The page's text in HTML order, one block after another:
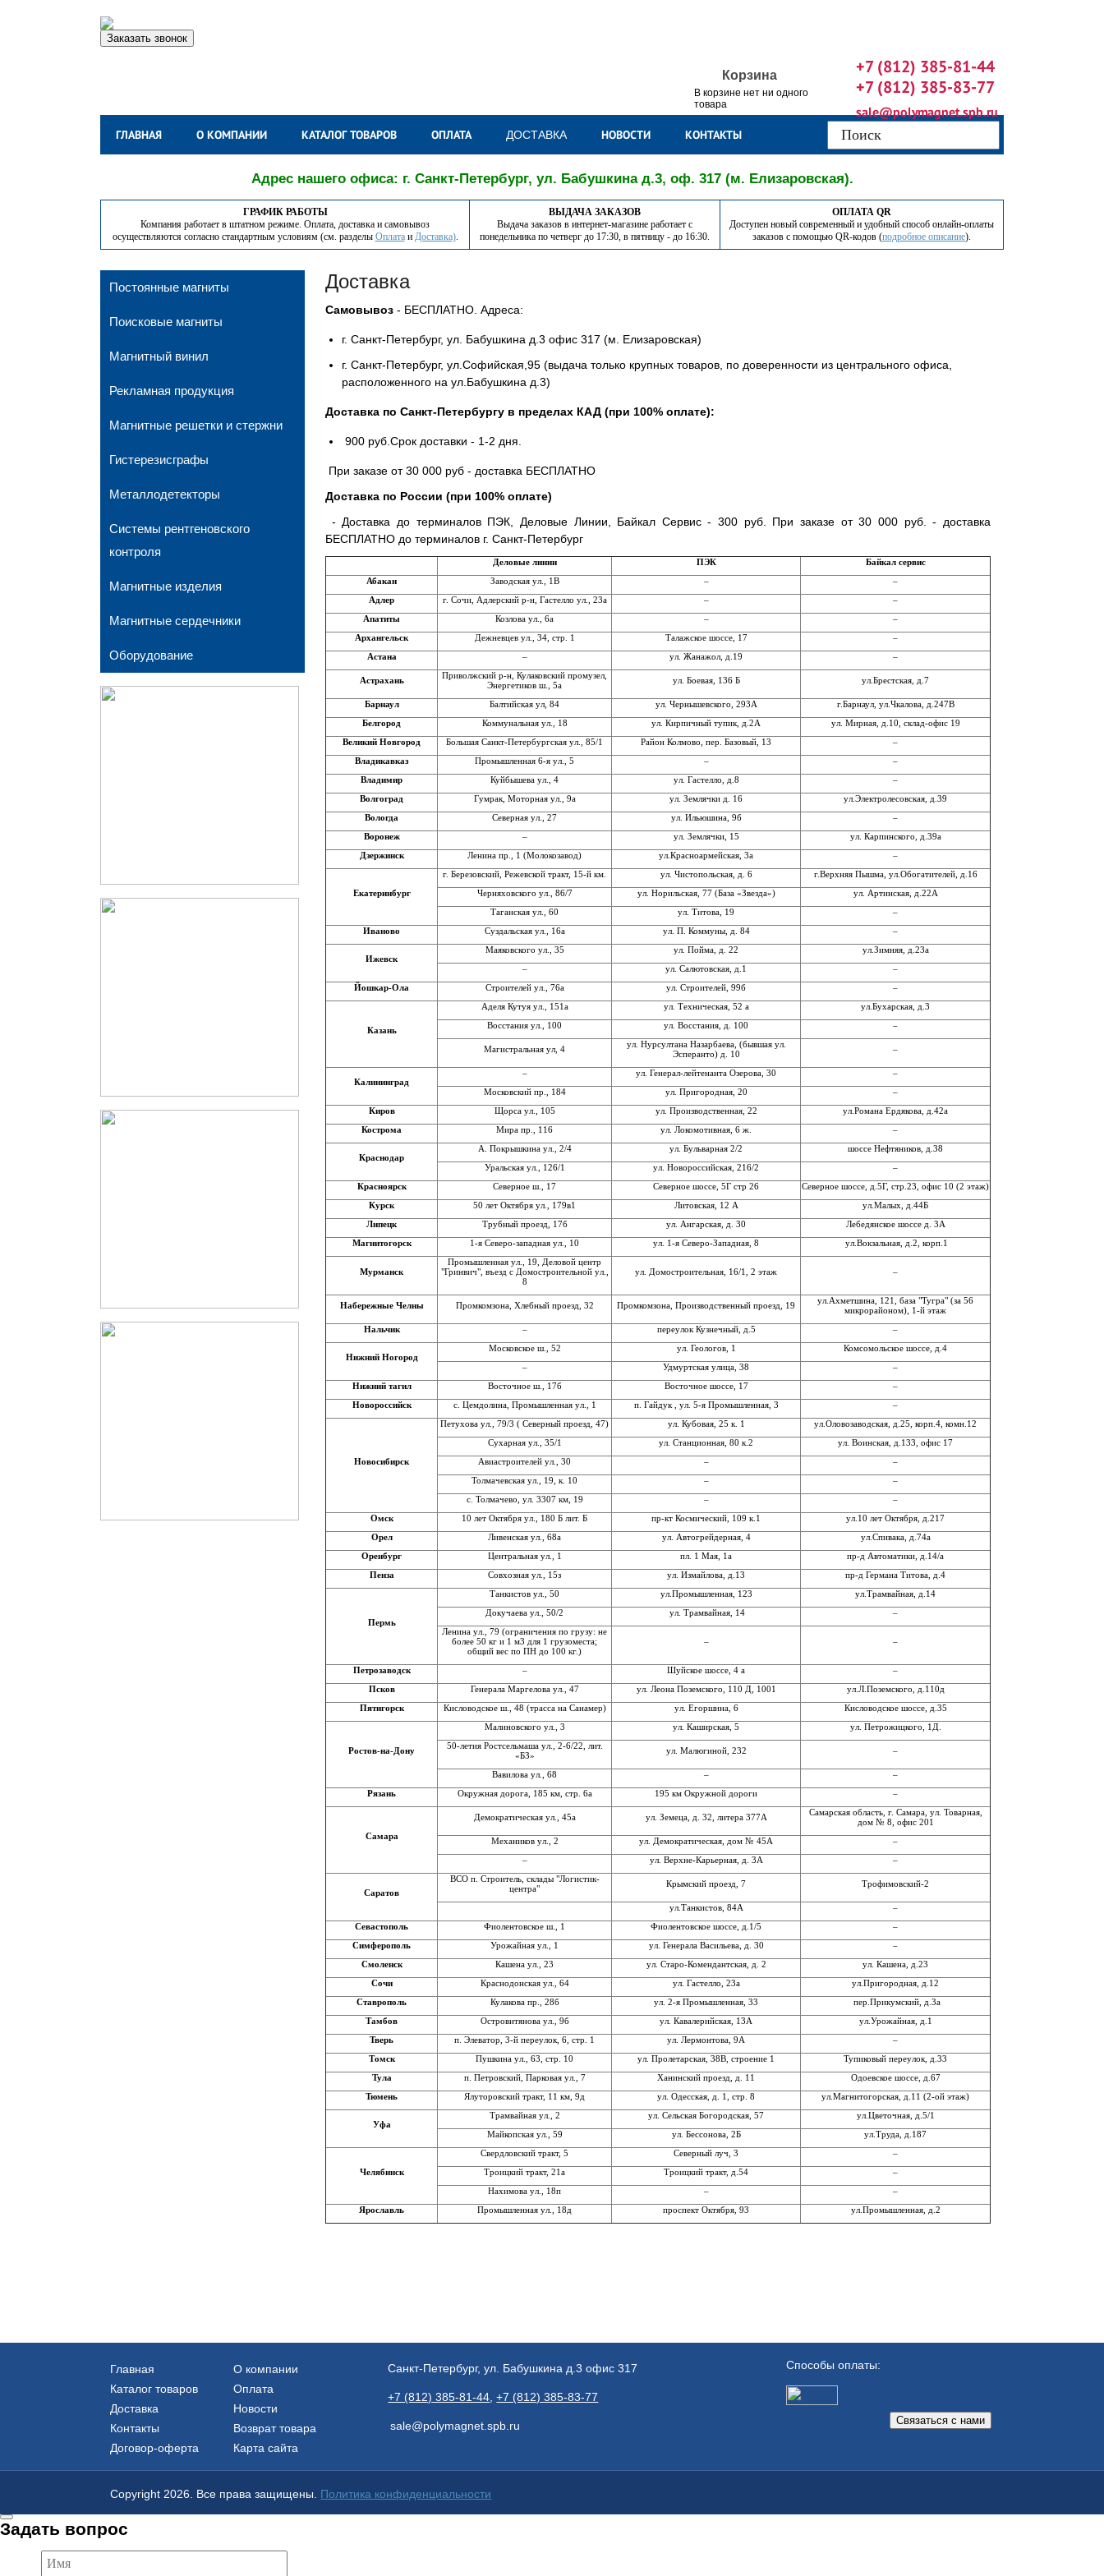
Заказать звонок
+7 (812) 385-81-44
+7 (812) 385-83-77
sale@polymagnet.spb.ru
Корзина
В корзине нет ни одного
товара
ГЛАВНАЯ О КОМПАНИИ КАТАЛОГ ТОВАРОВ ОПЛАТА ДОСТАВКА НОВОСТИ КОНТАКТЫ
Адрес нашего офиса: г. Санкт-Петербург, ул. Бабушкина д.3, оф. 317 (м. Елизаровская).
ГРАФИК РАБОТЫ
Компания работает в штатном режиме. Оплата, доставка и самовывоз
осуществляются согласно стандартным условиям (см. разделы Оплатаи Доставка).
ВЫДАЧА ЗАКАЗОВ
Выдача заказов в интернет-магазине работает с
понедельника по четверг до 17:30, в пятницу - до 16:30.
ОПЛАТА QR
Доступен новый современный и удобный способ онлайн-оплаты
заказов с помощью QR-кодов (подробное описание).
Постоянные магниты
Поисковые магниты
Магнитный винил
Рекламная продукция
Магнитные решетки и стержни
Гистерезисграфы
Металлодетекторы
Системы рентгеновского
контроля
Магнитные изделия
Магнитные сердечники
Оборудование
Доставка
Самовывоз - БЕСПЛАТНО. Адреса:
г. Санкт-Петербург, ул. Бабушкина д.3 офис 317 (м. Елизаровская)
г. Санкт-Петербург, ул.Софийская,95 (выдача только крупных товаров, по доверенности из центрального офиса,
расположенного на ул.Бабушкина д.3)
Доставка по Санкт-Петербургу в пределах КАД (при 100% оплате):
900 руб.Срок доставки - 1-2 дня.
При заказе от 30 000 руб - доставка БЕСПЛАТНО
Доставка по России (при 100% оплате)
- Доставка до терминалов ПЭК, Деловые Линии, Байкал Сервис - 300 руб. При заказе от 30 000 руб. - доставка
БЕСПЛАТНО до терминалов г. Санкт-Петербург
Деловые линии ПЭК
Байкал сервис
Абакан
Заводская ул., 1В –
–
Адлер
г. Сочи, Адлерский р-н, Гастелло ул., 23а –
–
Апатиты
Козлова ул., 6а –
–
Архангельск
Дежневцев ул., 34, стр. 1 Талажское шоссе, 17
–
Астана
– ул. Жанажол, д.19 –
Астрахань
Приволжский р-н, Кулаковский промузел,
Энергетиков ш., 5а
ул. Боевая, 136 Б ул.Брестская, д.7
Барнаул Балтийская ул, 84 ул. Чернышевского, 293А
г.Барнаул, ул.Чкалова, д.247В
Белгород
Коммунальная ул., 18 ул. Кирпичный тупик, д.2А
ул. Мирная, д.10, склад-офис 19
Великий Новгород
Большая Санкт-Петербургская ул., 85/1 Район Колмово, пер. Базовый, 13
–
Владикавказ
Промышленная 6-я ул., 5 –
–
Владимир
Куйбышева ул., 4 ул. Гастелло, д.8
–
Волгоград
Гумрак, Моторная ул., 9а ул. Землячки д. 16
ул.Электролесовская, д.39
Вологда
Северная ул., 27 ул. Ильюшина, 9б
–
Воронеж
– ул. Землячки, 15
ул. Карпинского, д.39а
Дзержинск
Ленина пр., 1 (Молокозавод) ул.Красноармейская, 3а –
Екатеринбург
г. Березовский, Режевской тракт, 15-й км. ул. Чистопольская, д. 6
г.Верхняя Пышма, ул.Обогатителей, д.16
Черняховского ул., 86/7
ул. Норильская, 77 (База «Звезда»)
ул. Артинская, д.22А
Таганская ул., 60
ул. Титова, 19
–
Иваново
Суздальская ул., 16а ул. П. Коммуны, д. 84 –
Ижевск
Маяковского ул., 35 ул. Пойма, д. 22
ул.Зимняя, д.23а
–
ул. Салютовская, д.1
–
Йошкар-Ола
Строителей ул., 76а ул. Строителей, 99б –
Казань
Аделя Кутуя ул., 151а ул. Техническая, 52 а
ул.Бухарская, д.3
Восстания ул., 100
ул. Восстания, д. 100 –
Магистральная ул, 4
ул. Нурсултана Назарбаева, (бывшая ул.
Эсперанто) д. 10
–
Калининград
– ул. Генерал-лейтенанта Озерова, 30
–
Московский пр., 184
ул. Пригородная, 20
–
Киров
Щорса ул., 105 ул. Производственная, 22
ул.Романа Ердякова, д.42а
Кострома
Мира пр., 116 ул. Локомотивная, 6 ж. –
Краснодар
А. Покрышкина ул., 2/4 ул. Бульварная 2/2
шоссе Нефтяников, д.38
Уральская ул., 126/1
ул. Новороссийская, 216/2
–
Красноярск
Северное ш., 17 Северное шоссе, 5Г стр 26
Северное шоссе, д.5Г, стр.23, офис 10 (2 этаж)
Курск
50 лет Октября ул., 179в1 Литовская, 12 А
ул.Малых, д.44Б
Липецк
Трубный проезд, 17б ул. Ангарская, д. 30
Лебедянское шоссе д. 3А
Магнитогорск
1-я Северо-западная ул., 10 ул. 1-я Северо-Западная, 8 ул.Вокзальная, д.2, корп.1
Мурманск
Промышленная ул., 19, Деловой центр
"Гринвич", въезд с Домостроительной ул.,
8
ул. Домостроительная, 16/1, 2 этаж –
Набережные Челны Промкомзона, Хлебный проезд, 32 Промкомзона, Производственный проезд, 19
ул.Ахметшина, 121, база "Тугра" (за 56
микрорайоном), 1-й этаж
Нальчик
– переулок Кузнечный, д.5 –
Нижний Ногород
Московское ш., 52 ул. Геологов, 1
Комсомольское шоссе, д.4
–
Удмуртская улица, 38
–
Нижний тагил
Восточное ш., 17б Восточное шоссе, 17
–
Новороссийск
с. Цемдолина, Промышленная ул., 1 п. Гайдук , ул. 5-я Промышленная, 3 –
Новосибирск
Петухова ул., 79/3 ( Северный проезд, 47) ул. Кубовая, 25 к. 1
ул.Оловозаводская, д.25, корп.4, комн.12
Сухарная ул., 35/1
ул. Станционная, 80 к.2
ул. Воинская, д.133, офис 17
Авиастроителей ул., 30
–
–
Толмачевская ул., 19, к. 10
–
–
с. Толмачево, ул. 3307 км, 19
–
–
Омск
10 лет Октября ул., 180 Б лит. Б пр-кт Космический, 109 к.1
ул.10 лет Октября, д.217
Орел
Ливенская ул., 68а ул. Автогрейдерная, 4
ул.Спивака, д.74а
Оренбург
Центральная ул., 1 пл. 1 Мая, 1а
пр-д Автоматики, д.14/а
Пенза
Совхозная ул., 15з ул. Измайлова, д.13 пр-д Германа Титова, д.4
Пермь
Танкистов ул., 50 ул.Промышленная, 123
ул.Трамвайная, д.14
Докучаева ул., 50/2
ул. Трамвайная, 14
–
Ленина ул., 79 (ограничения по грузу: не
более 50 кг и 1 м3 для 1 грузоместа;
общий вес по ПН до 100 кг.)
– –
Петрозаводск – Шуйское шоссе, 4 а
–
Псков
Генерала Маргелова ул., 47 ул. Леона Поземского, 110 Д, 1001
ул.Л.Поземского, д.110д
Пятигорск
Кисловодское ш., 48 (трасса на Санамер) ул. Егоршина, 6 Кисловодское шоссе, д.35
Ростов-на-Дону
Малиновского ул., 3 ул. Каширская, 5
ул. Петрожицкого, 1Д.
50-летия Ростсельмаша ул., 2-6/22, лит.
«БЗ»
ул. Малюгиной, 232 –
Вавилова ул., 68 –
–
Рязань
Окружная дорога, 185 км, стр. 6а 195 км Окружной дороги –
Самара
Демократическая ул., 45а ул. Земеца, д. 32, литера 377А
Самарская область, г. Самара, ул. Товарная,
дом № 8, офис 201
Механиков ул., 2
ул. Демократическая, дом № 45А
–
–
ул. Верхне-Карьерная, д. 3А –
Саратов
ВСО п. Строитель, склады "Логистик-
центра"
Крымский проезд, 7 Трофимовский-2
ул.Танкистов, 84А
–
Севастополь
Фиолентовское ш., 1 Фиолентовское шоссе, д.1/5
–
Симферополь
Урожайная ул., 1 ул. Генерала Васильева, д. 30
–
Смоленск
Кашена ул., 23 ул. Старо-Комендантская, д. 2
ул. Кашена, д.23
Сочи
Краснодонская ул., 64 ул. Гастелло, 23а
ул.Пригородная, д.12
Ставрополь
Кулакова пр., 28б ул. 2-я Промышленная, 33
пер.Прикумский, д.3а
Тамбов
Островитянова ул., 9б ул. Кавалерийская, 13А
ул.Урожайная, д.1
Тверь
п. Элеватор, 3-й переулок, 6, стр. 1 ул. Лермонтова, 9А
–
Томск
Пушкина ул., 63, стр. 10 ул. Пролетарская, 38В, строение 1
Тупиковый переулок, д.33
Тула
п. Петровский, Парковая ул., 7 Ханинский проезд, д. 11
Одоевское шоссе, д.67
Тюмень
Ялуторовский тракт, 11 км, 9д ул. Одесская, д. 1, стр. 8 ул.Магнитогорская, д.11 (2-ой этаж)
Уфа
Трамвайная ул., 2 ул. Сельская Богородская, 57
ул.Цветочная, д.5/1
Майкопская ул., 59
ул. Бессонова, 2Б ул.Труда, д.187
Челябинск
Свердловский тракт, 5 Северный луч, 3
–
Троицкий тракт, 21а
Троицкий тракт, д.54
–
Нахимова ул., 18п
–
–
Ярославль
Промышленная ул., 18д проспект Октября, 93 ул.Промышленная, д.2
Главная
О компании
Каталог товаров
Оплата
Доставка
Новости
Контакты
Возврат товара
Договор-оферта
Карта сайта
Санкт-Петербург, ул. Бабушкина д.3 офис 317
+7 (812) 385-81-44 ,+7 (812) 385-83-77
sale@polymagnet.spb.ru
Способы оплаты:
Связаться с нами
Copyright 2026. Все права защищены. Политика конфиденциальности
Задать вопрос